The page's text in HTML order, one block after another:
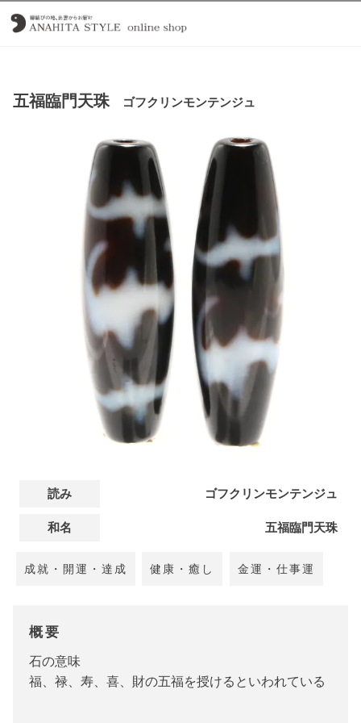
五福臨門天珠 ゴフクリンモンテンジュ
読み ゴフクリンモンテンジュ
和名 五福臨門天珠
成就・開運・達成 健康・癒し 金運・仕事運
概要
石の意味
福、禄、寿、喜、財の五福を授けるといわれている